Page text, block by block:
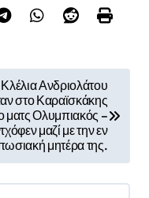
Ανδριολάτου
στο Καραϊσκάκης
ματς Ολυμπιακός –
μαζί με την εν
μητέρα της.